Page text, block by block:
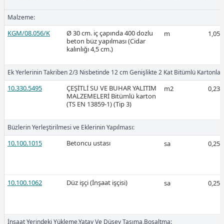
2026-Mart
Ücretli
Malzeme:
KGM/08.056/K
Ø 30 cm. iç çapında 400 dozlu
beton büz yapılması (Cidar
kalınlığı 4,5 cm.)
m 1,05
Ek Yerlerinin Takriben 2/3 Nisbetinde 12 cm Genişlikte 2 Kat Bitümlü Kartonla
10.330.5495
ÇEŞİTLİ SU VE BUHAR YALITIM
MALZEMELERİ Bitümlü karton
(TS EN 13859-1) (Tip 3)
m2 0,23
Büzlerin Yerleştirilmesi ve Eklerinin Yapılması:
10.100.1015 Betoncu ustası sa 0,25
10.100.1062 Düz işçi (İnşaat işçisi) sa 0,25
İnşaat Yerindeki Yükleme,Yatay Ve Düşey Taşıma,Boşaltma: